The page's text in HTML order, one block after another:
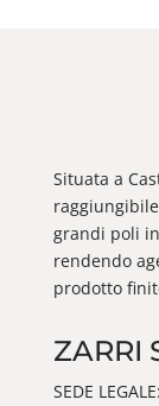
Situata a
grandi poli
rendendo
prodotto
ZARRI
SEDE LEGALE: